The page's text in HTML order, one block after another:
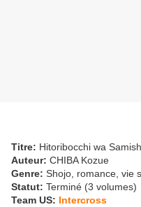
Titre: Hitoribocchi wa
Auteur: CHIBA Kozue
Genre: Shojo, romance, vie
Statut: Terminé (3 volumes)
Team US: Intercross